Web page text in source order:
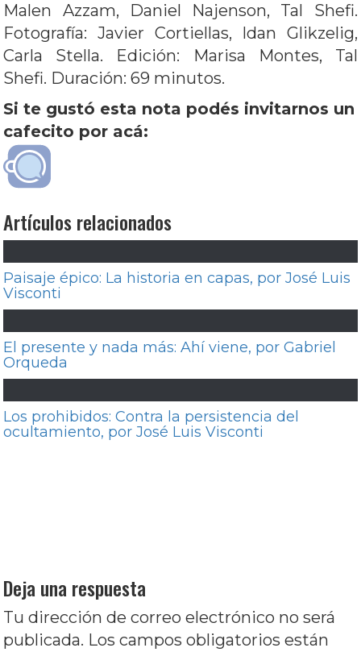
Malen Azzam, Daniel Najenson, Tal Shefi.
Fotografía: Javier Cortiellas, Idan Glikzelig,
Carla Stella. Edición: Marisa Montes, Tal
Shefi. Duración: 69 minutos.
Si te gustó esta nota podés invitarnos un
cafecito por acá:
Artículos relacionados
Paisaje épico: La historia en capas, por José Luis
Visconti
El presente y nada más: Ahí viene, por Gabriel
Orqueda
Los prohibidos: Contra la persistencia del
ocultamiento, por José Luis Visconti
Deja una respuesta
Tu dirección de correo electrónico no será
publicada. Los campos obligatorios están